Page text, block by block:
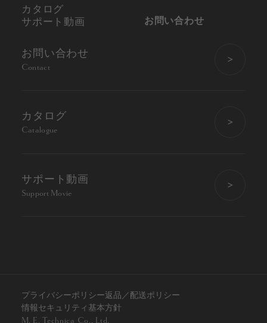
カタログ
サポート動画
お問い合わせ
お問い合わせ
Contact
カタログ
Catalogue
サポート動画
Support Movie
プライバシーポリシー返品／配送ポリシー
情報セキュリティ基本方針
M. E. Technica Co., Ltd.